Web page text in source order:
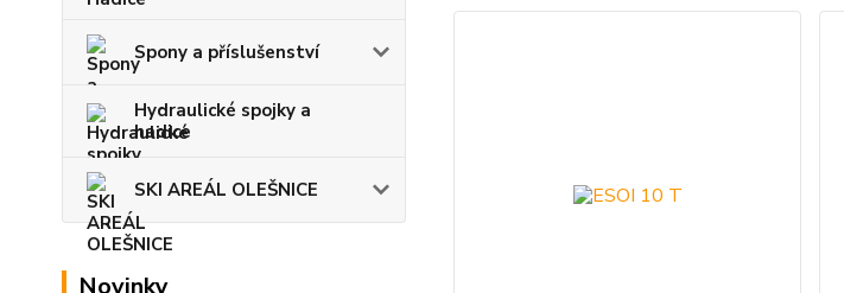
Spony a příslušenství
Hydraulické spojky a
hadice
SKI AREÁL OLEŠNICE
Novinky